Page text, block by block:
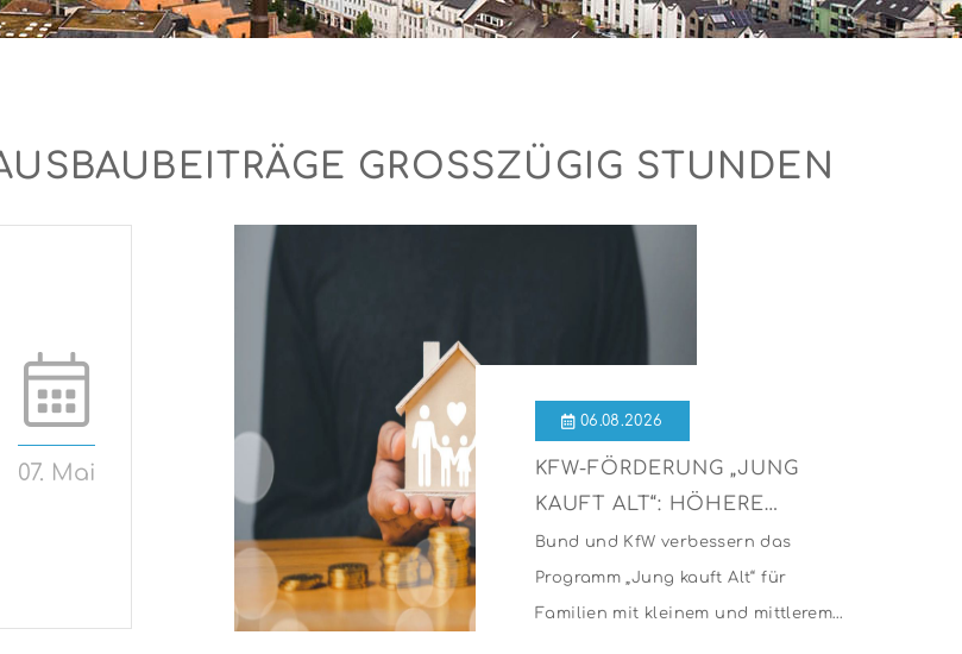
GROSSZÜGIG STUNDEN
07. Mai
06.08.2026
KFW-FÖRDERUNG „JUNG
KAUFT ALT“: HÖHERE
KREDITE AB AUGUST 2026
Bund und KfW verbessern das
Programm „Jung kauft Alt“ für
Familien mit kleinem und mittlerem